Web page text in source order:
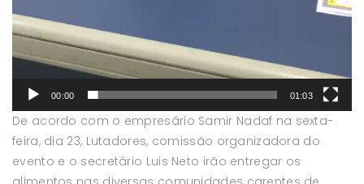
00:00 01:03
De acordo com o empresário Samir Nadaf na sexta-
feira, dia 23, Lutadores, comissão organizadora do
evento e o secretário Luis Neto irão entregar os